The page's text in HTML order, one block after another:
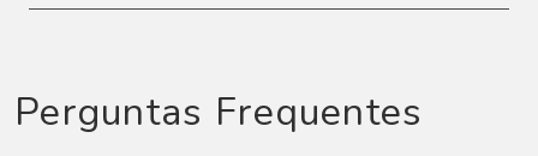
Perguntas Frequentes